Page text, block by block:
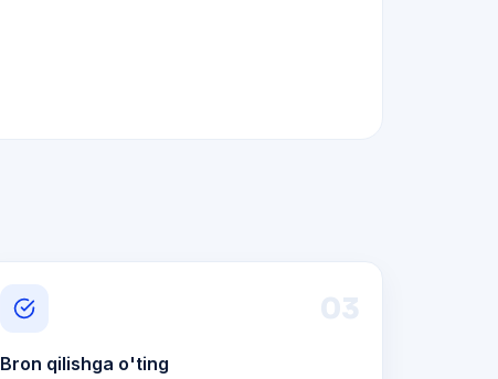
03
Bron qilishga o'ting